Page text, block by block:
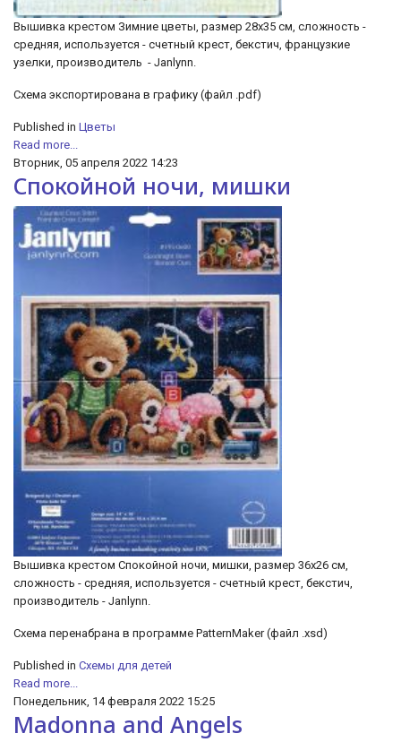
Вышивка крестом Зимние цветы, размер 28х35 см, сложность -
средняя, используется - счетный крест, бекстич, французкие
узелки, производитель - Janlynn.
Cхема экспортирована в графику (файл .pdf)
Published in Цветы
Read more...
Вторник, 05 апреля 2022 14:23
Спокойной ночи, мишки
Вышивка крестом Спокойной ночи, мишки, размер 36х26 см,
сложность - средняя, используется - счетный крест, бекстич,
производитель - Janlynn.
Схема перенабрана в программе PatternMaker (файл .xsd)
Published in Схемы для детей
Read more...
Понедельник, 14 февраля 2022 15:25
Madonna and Angels